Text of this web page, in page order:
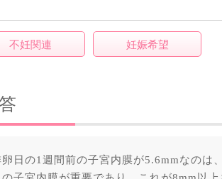
不妊関連 妊娠希望
卵日の1週間前の子宮内膜が5.6mmなのは